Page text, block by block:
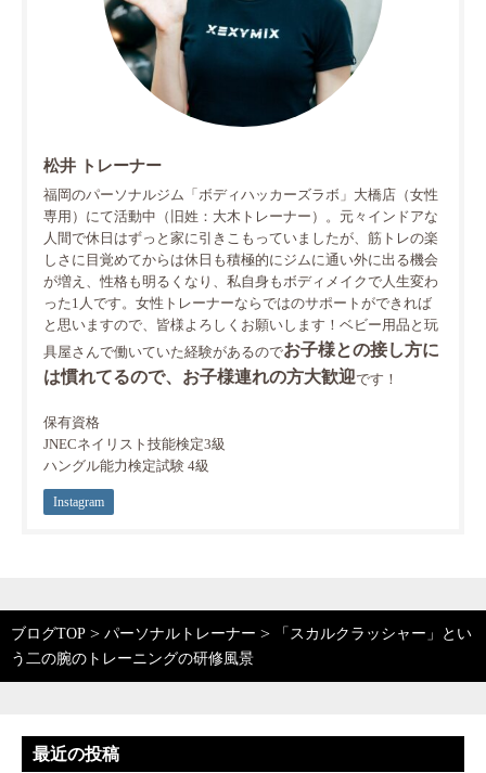
松井 トレーナー
福岡のパーソナルジム「ボディハッカーズラボ」大橋店（女性
専用）にて活動中（旧姓：大木トレーナー）。元々インドアな
人間で休日はずっと家に引きこもっていましたが、筋トレの楽
しさに目覚めてからは休日も積極的にジムに通い外に出る機会
が増え、性格も明るくなり、私自身もボディメイクで人生変わ
った1人です。女性トレーナーならではのサポートができれば
と思いますので、皆様よろしくお願いします！ベビー用品と玩
具屋さんで働いていた経験があるのでお子様との接し方に
は慣れてるので、お子様連れの方大歓迎です！
保有資格
JNECネイリスト技能検定3級
ハングル能力検定試験 4級
Instagram
ブログTOP > パーソナルトレーナー >
「スカルクラッシャー」とい
う二の腕のトレーニングの研修風景
最近の投稿